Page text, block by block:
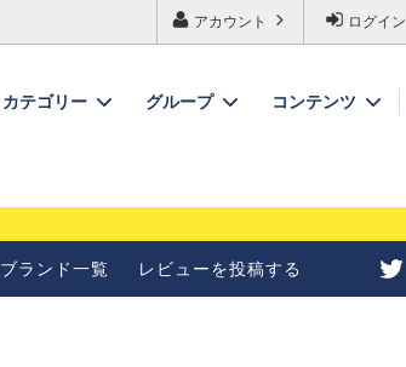
ログイン
アカウント
カテゴリー グループ コンテンツ
ブランド一覧 レビューを投稿する